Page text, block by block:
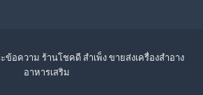
อความ ร้านโชคดี สำเพ็ง ขายส่งเครื่องสำอาง
อาหารเสริม